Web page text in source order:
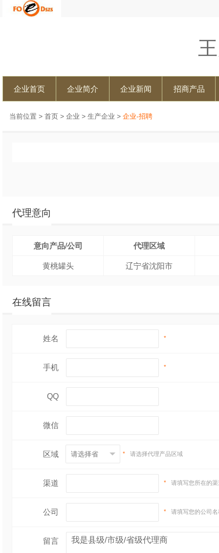
企业首页 企业简介 企业新闻 招商产品
当前位置 > 首页 > 企业 > 生产企业 > 企业-招聘
代理意向
意向产品/公司
代理区域
黄桃罐头
辽宁省沈阳市
在线留言
姓名 *
手机 *
QQ
微信
区域 * 请选择代理产品区域
渠道 * 请填写您所在的
公司 * 请填写您的公司
留言